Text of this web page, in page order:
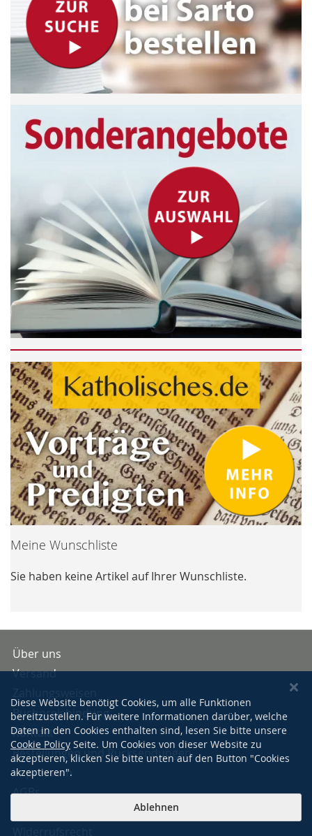
Meine Wunschliste
Sie haben keine Artikel auf Ihrer Wunschliste.
Über uns
Versand
Buchpreisbindung
Kontakt
Bestellungen und Rücksendungen
Impressum
AGBs
Diese Website benötigt Cookies, um alle Funktionen
bereitzustellen. Für weitere Informationen darüber, welche
Daten in den Cookies enthalten sind, lesen Sie bitte unsere
Cookie Policy Seite. Um Cookies von dieser Website zu
akzeptieren, klicken Sie bitte unten auf den Button "Cookies
akzeptieren".
Ablehnen